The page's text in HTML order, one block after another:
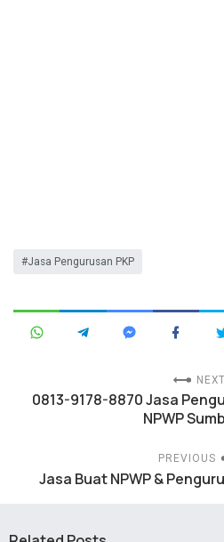
Jasa Pengurusan PKP
NEXT
0813-9178-8870 Jasa
NPWP
PREVIOUS
Jasa Buat NPWP &